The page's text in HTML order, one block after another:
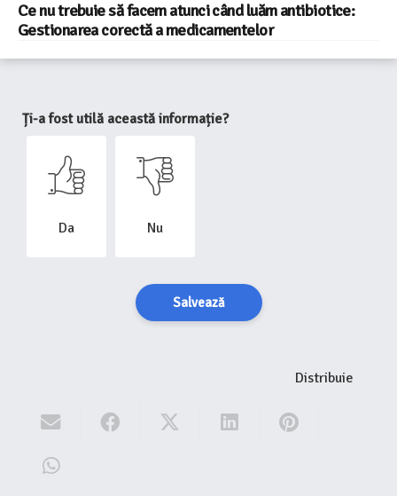
Ce nu trebuie să facem atunci când luăm antibiotice:
Gestionarea corectă a medicamentelor
Ți-a fost utilă această informație?
Da Nu
Salvează
Distribuie